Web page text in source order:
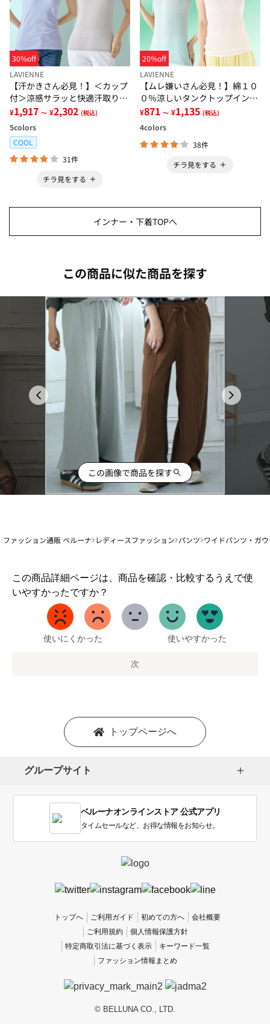
30%off
LAVIENNE
【汗かきさん必見！】＜カップ
付＞涼感サラッと快適汗取りタ
ンクトップインナー＜さらりラ
ボ＞
¥1,917 ～ ¥2,302 (税込)
5colors
COOL
31件
チラ見をする
20%off
LAVIENNE
【ムレ嫌いさん必見！】綿１０
０％涼しいタンクトップインナ
ー＜さらりラボ＞
¥871 ～ ¥1,135 (税込)
4colors
38件
チラ見をする
インナー・下着TOPへ
この商品に似た商品を探す
この画像で商品を探す
ファッション通販 ベルーナ レディースファッション パンツ ワイドパンツ・ガ
この商品詳細ページは、商品を確認・比較するうえで使
いやすかったですか？
1
か
い
使いにくかった 使いやすかった
次
トップページへ
グループサイト
ベルーナオンラインストア 公式アプリ
タイムセールなど、お得な情報をお知らせ。
トップへ ご利用ガイド 初めての方へ
会社概要
ご利用規約
個人情報保護方針
特定商取引法に基づく表示
キーワード一覧
ファッション情報まとめ
© BELLUNA CO., LTD.